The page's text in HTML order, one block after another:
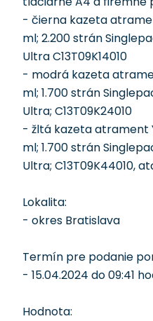
- čierna kazeta
ml; 2.200 strán
Ultra C13T09K14010
- modrá kazeta
ml; 1.700 strán
Ultra; C13T09K24010
- žltá kazeta atrament
ml; 1.700 strán
Ultra; C13T09K44010,
Lokalita:
- okres Bratislava
Termín pre podanie
- 15.04.2024 do 09:41
Hodnota: